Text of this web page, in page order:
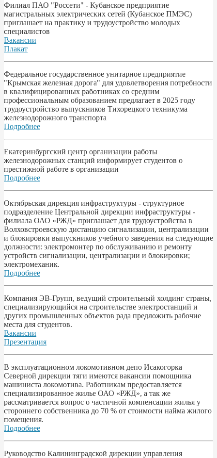
Филиал ПАО "Россети" - Кубанское предприятие
магистральных электрических сетей (Кубанское ПМЭС)
приглашает на практику и трудоустройство молодых
специалистов
Вакансии
Плакат
Федеральное государственное унитарное предприятие
"Крымская железная дорога" для удовлетворения потребности
в квалифицированных работниках со средним
профессиональным образованием предлагает в 2025 году
трудоустройство выпускников Тихорецкого техникума
железнодорожного транспорта
Подробнее
Екатеринбургский центр организации работы
железнодорожных станций информирует студентов о
престижной работе в организации
Подробнее
Октябрьская дирекция инфраструктуры - структурное
подразделение Центральной дирекции инфраструктуры -
филиала ОАО «РЖД» приглашает для трудоустройства в
Волховстроевскую дистанцию сигнализации, централизации
и блокировки выпускников учебного заведения на следующие
должности: электромонтер по обслуживанию и ремонту
устройств сигнализации, централизации и блокировки;
электромеханик.
Подробнее
Компания ЭВ-Групп, ведущий строительный холдинг страны,
специализирующийся на строительстве электростанций и
других промышленных объектов рада предложить рабочие
места для студентов.
Вакансии
Презентация
В эксплуатационном локомотивном депо Исакогорка
Северной дирекции тяги имеются вакансии помощника
машиниста локомотива. Работникам предоставляется
специализированное жилье ОАО «РЖД», а так же
рассматривается вопрос о частичной компенсации жилья у
стороннего собственника до 70 % от стоимости найма жилого
помещения.
Подробнее
Pyководство Калининградской дирекции управления